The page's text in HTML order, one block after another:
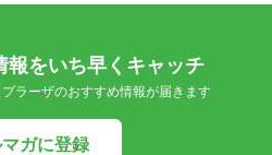
報をいち早くキャッチ
ラーザのおすすめ情報が届きます
マガに登録